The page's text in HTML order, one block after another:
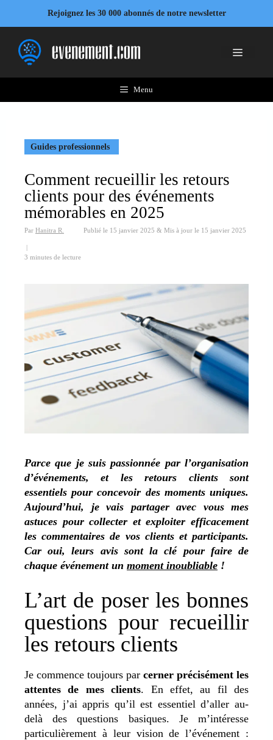
contenu
Rejoignez les 30 000 abonnés de notre newsletter
Menu
Menu
Guides professionnels
Comment recueillir les retours
clients pour des événements
mémorables en 2025
Par Hanitra R. Publié le 15 janvier 2025 & Mis à jour le 15 janvier 2025
|
3 minutes de lecture
Parce que je suis passionnée par l’organisation
d’événements, et les retours clients sont
essentiels pour concevoir des moments uniques.
Aujourd’hui, je vais partager avec vous mes
astuces pour collecter et exploiter efficacement
les commentaires de vos clients et participants.
Car oui, leurs avis sont la clé pour faire de
chaque événement un moment inoubliable !
L’art de poser les bonnes
questions pour recueillir
les retours clients
Je commence toujours par cerner précisément les
attentes de mes clients.
En effet, au fil des
années, j’ai appris qu’il est essentiel d’aller au-
delà des questions basiques. Je m’intéresse
particulièrement à leur vision de l’événement :